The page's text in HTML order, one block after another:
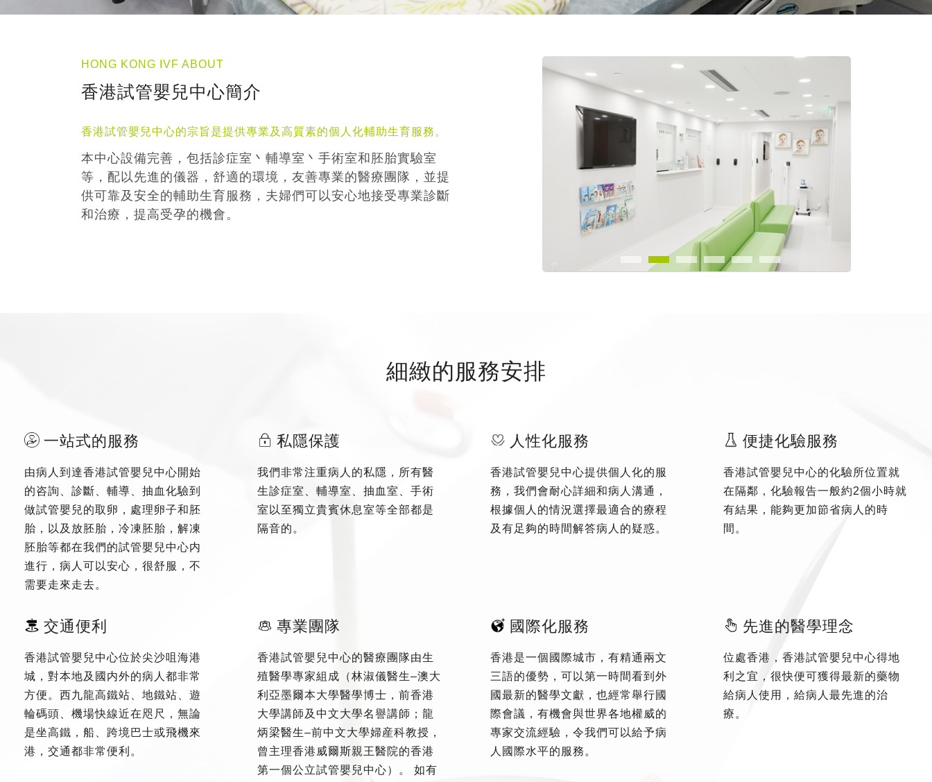
HONG KONG IVF ABOUT
香港試管嬰兒中心簡介
香港試管嬰兒中心的宗旨是提供專業及高質素的個人化輔助生育服務。
本中心設備完善，包括診症室丶輔導室丶手術室和胚胎實驗室
等，配以先進的儀器，舒適的環境，友善專業的醫療團隊，並提
供可靠及安全的輔助生育服務，夫婦們可以安心地接受專業診斷
和治療，提高受孕的機會。
細緻的服務安排
一站式的服務
由病人到達香港試管嬰兒中心開始
的咨詢、診斷、輔導、抽血化驗到
做試管嬰兒的取卵，處理卵子和胚
胎，以及放胚胎，冷凍胚胎，解凍
胚胎等都在我們的試管嬰兒中心内
進行，病人可以安心，很舒服，不
需要走來走去。
私隱保護
我們非常注重病人的私隱，所有醫
生診症室、輔導室、抽血室、手術
室以至獨立貴賓休息室等全部都是
隔音的。
人性化服務
香港試管嬰兒中心提供個人化的服
務，我們會耐心詳細和病人溝通，
根據個人的情況選擇最適合的療程
及有足夠的時間解答病人的疑惑。
便捷化驗服務
香港試管嬰兒中心的化驗所位置就
在隔鄰，化驗報告一般約2個小時就
有結果，能夠更加節省病人的時
間。
交通便利
香港試管嬰兒中心位於尖沙咀海港
城，對本地及國内外的病人都非常
方便。西九龍高鐵站、地鐵站、遊
輪碼頭、機場快線近在咫尺，無論
是坐高鐵，船、跨境巴士或飛機來
港，交通都非常便利。
專業團隊
香港試管嬰兒中心的醫療團隊由生
殖醫學專家組成（林淑儀醫生–澳大
利亞墨爾本大學醫學博士，前香港
大學講師及中文大學名譽講師；龍
炳梁醫生–前中文大學婦産科教授，
曾主理香港威爾斯親王醫院的香港
第一個公立試管嬰兒中心）。 如有
國際化服務
香港是一個國際城市，有精通兩文
三語的優勢，可以第一時間看到外
國最新的醫學文獻，也經常舉行國
際會議，有機會與世界各地權威的
專家交流經驗，令我們可以給予病
人國際水平的服務。
先進的醫學理念
位處香港，香港試管嬰兒中心得地
利之宜，很快便可獲得最新的藥物
給病人使用，給病人最先進的治
療。